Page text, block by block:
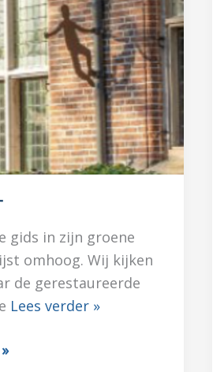
gids in zijn groene
omhoog. Wij kijken
de gerestaureerde
Lees verder »